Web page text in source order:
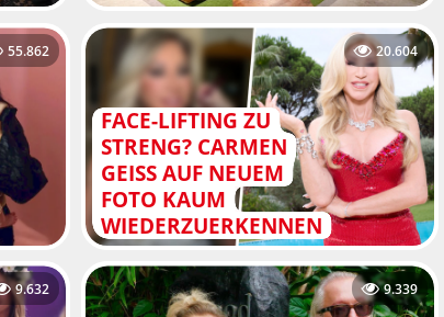
55.862
FACE-LIFTING ZU
STRENG? CARMEN
GEISS AUF NEUEM
FOTO KAUM
WIEDERZUERKENNEN
20.604
9.632 9.339